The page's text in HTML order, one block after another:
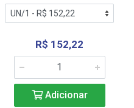
R$ 152,22
Adicionar